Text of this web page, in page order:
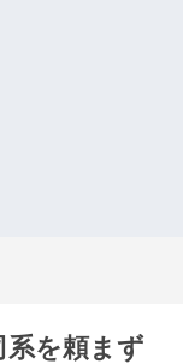
系を頼まず